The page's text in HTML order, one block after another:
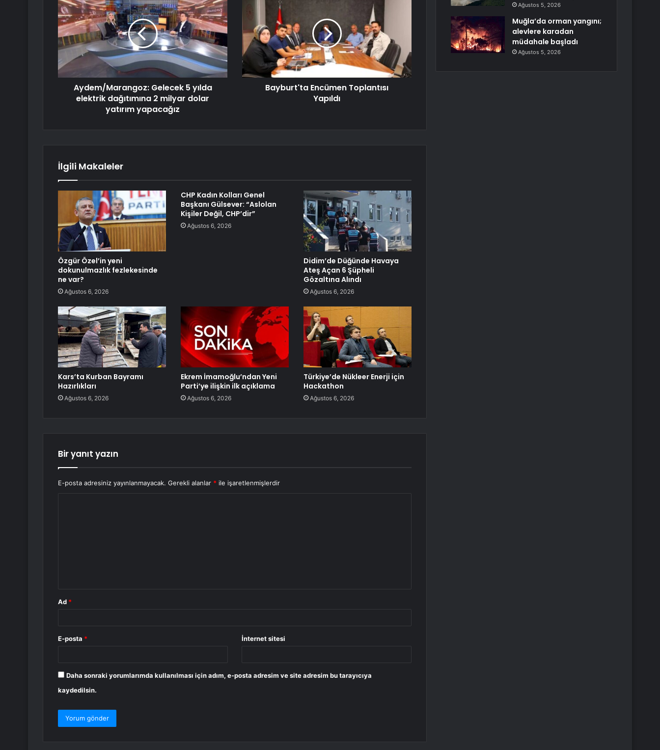
Aydem/Marangoz: Gelecek 5 yılda
elektrik dağıtımına 2 milyar dolar
yatırım yapacağız
Bayburt'ta Encümen Toplantısı
Yapıldı
İlgili Makaleler
Özgür Özel’in yeni
dokunulmazlık fezlekesinde
ne var?
Ağustos 6, 2026
CHP Kadın Kolları Genel
Başkanı Gülsever: “Aslolan
Kişiler Değil, CHP’dir”
Ağustos 6, 2026
Didim’de Düğünde Havaya
Ateş Açan 6 Şüpheli
Gözaltına Alındı
Ağustos 6, 2026
Kars’ta Kurban Bayramı
Hazırlıkları
Ağustos 6, 2026
Ekrem İmamoğlu’ndan Yeni
Parti’ye ilişkin ilk açıklama
Ağustos 6, 2026
Türkiye’de Nükleer Enerji için
Hackathon
Ağustos 6, 2026
Bir yanıt yazın
E-posta adresiniz yayınlanmayacak. Gerekli alanlar * ile işaretlenmişlerdir
Ad *
E-posta * İnternet sitesi
Daha sonraki yorumlarımda kullanılması için adım, e-posta adresim ve site adresim bu tarayıcıya
kaydedilsin.
Ağustos 5, 2026
Muğla’da orman yangını;
alevlere karadan
müdahale başladı
Ağustos 5, 2026